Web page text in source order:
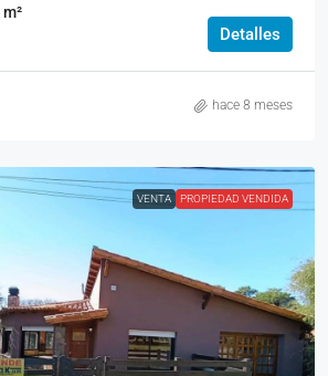
m²
Detalles
hace 8 meses
VENTA PROPIEDAD VENDIDA